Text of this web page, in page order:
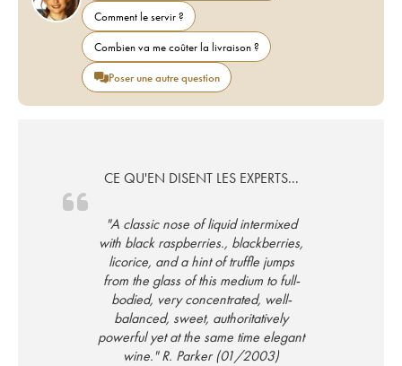
Comment le servir ?
Combien va me coûter la livraison ?
Poser une autre question
CE QU'EN DISENT LES EXPERTS...
"A classic nose of liquid intermixed
with black raspberries., blackberries,
licorice, and a hint of truffle jumps
from the glass of this medium to full-
bodied, very concentrated, well-
balanced, sweet, authoritatively
powerful yet at the same time elegant
wine." R. Parker (01/2003)